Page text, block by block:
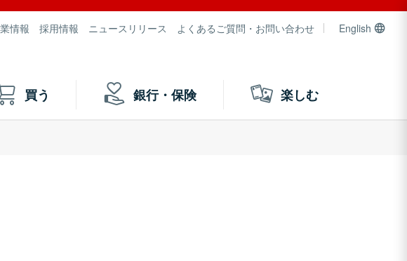
情報 採用情報 ニュースリリース よくあるご質問・お問い合わせ English
買う 銀行・保険 楽しむ